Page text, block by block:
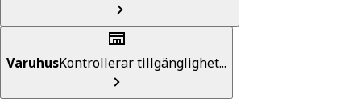
VaruhusKontrollerar tillgänglighet...